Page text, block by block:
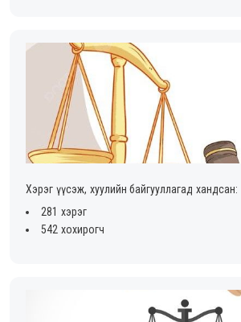
Хэрэг үүсэж, хуулийн байгууллагад хандсан:
281 хэрэг
542 хохирогч